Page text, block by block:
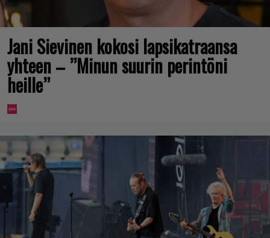
Jani Sievinen kokosi lapsikatraansa
yhteen – ”Minun suurin perintöni
heille”